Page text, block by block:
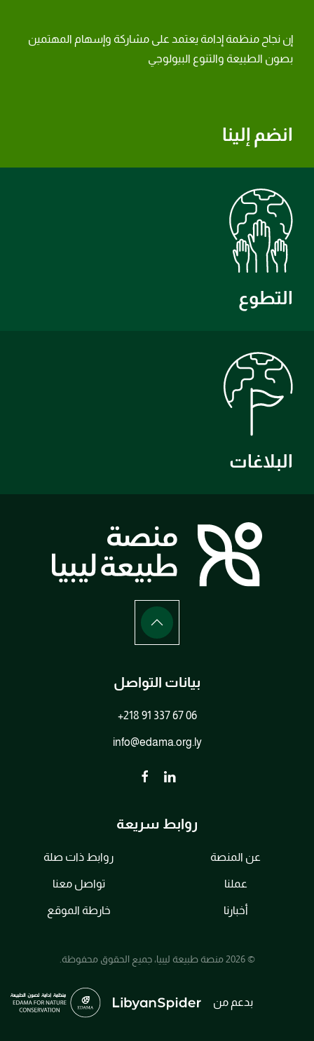
انضم إلينا
إن نجاح منظمة إدامة يعتمد على مشاركة وإسهام المهتمين
بصون الطبيعة والتنوع البيولوجي
التطوع
البلاغات
بيانات التواصل
+218 91 337 67 06
info@edama.org.ly
روابط سريعة
عن المنصة
عملنا
أخبارنا
روابط ذات صلة
تواصل معنا
خارطة الموقع
© 2026 منصة طبيعة ليبيا، جميع الحقوق محفوظة.
بدعم من